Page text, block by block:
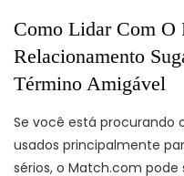
Como Lidar Com O
Relacionamento
Término Amigável
Se você está procurando
usados principalmente
sérios, o Match.com